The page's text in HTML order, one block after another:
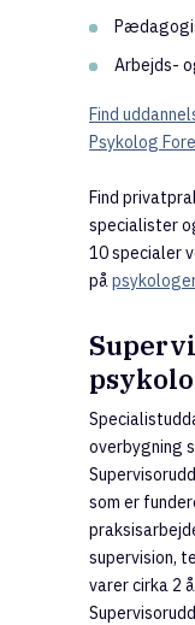
Arbejds-
Find
Psykolog
Find
specialister
10 specialer
på
overbygning
som er
supervision,
varer cirka 2